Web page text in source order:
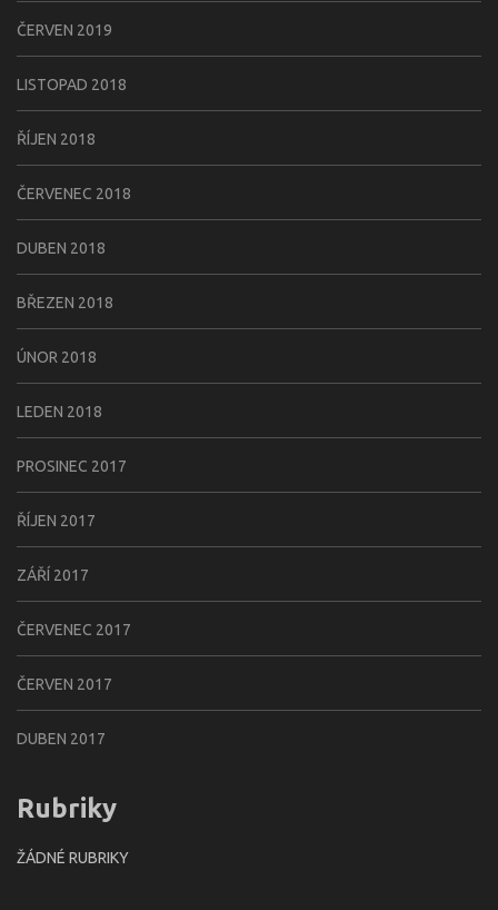
ČERVEN 2019
LISTOPAD 2018
ŘÍJEN 2018
ČERVENEC 2018
DUBEN 2018
BŘEZEN 2018
ÚNOR 2018
LEDEN 2018
PROSINEC 2017
ŘÍJEN 2017
ZÁŘÍ 2017
ČERVENEC 2017
ČERVEN 2017
DUBEN 2017
Rubriky
ŽÁDNÉ RUBRIKY